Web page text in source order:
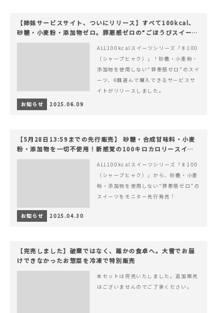
【姉妹サービスサイト、ついにリリース】すべて100kcal、
砂糖・小麦粉・添加物ゼロ。罪悪感ゼロの“ごほうびスイー
ツ”『#100（シャープ100）』
ALL100kcalスイーツシリーズ「♯100
（シャープヒャク）」！砂糖・小麦粉・
添加物を使用しない“罪悪感ゼロ”のスイ
ーツ、6個選んで購入できるサービスサ
イトがリリースしました。
お知らせ
2025.06.09
【5月28日13:59までの先行販売】 砂糖・合成甘味料・小麦
粉・添加物を一切不使用！新感覚の100キロカロリースイー
ツでヘルシーライフを。
ALL100kcalスイーツシリーズ「♯100
（シャープヒャク）」から、砂糖・小麦
粉・添加物を使用しない“罪悪感ゼロ”の
スイーツをモニター先行発売！
お知らせ 2025.04.30
【完売しました】破棄ではなく、誰かの食卓へ。大雪でお届
けできなかったお惣菜を冷凍で特別販売
本セットは完売いたしました。追加販売
はございませんのでご了承ください。